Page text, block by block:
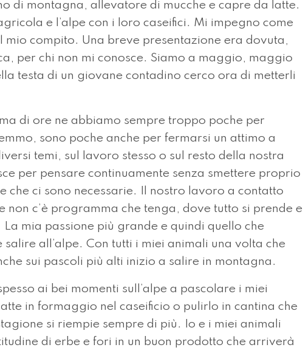
di montagna, allevatore di mucche e capre da latte.
e l’alpe con i loro caseifici. Mi impegno come
mio compito. Una breve presentazione era dovuta,
per chi non mi conosce. Siamo a maggio, maggio
testa di un giovane contadino cerco ora di metterli
di ore ne abbiamo sempre troppo poche per
sono poche anche per fermarsi un attimo a
temi, sul lavoro stesso o sul resto della nostra
per pensare continuamente senza smettere proprio
che ci sono necessarie. Il nostro lavoro a contatto
non c’è programma che tenga, dove tutto si prende e
mia passione più grande e quindi quello che
salire all’alpe. Con tutti i miei animali una volta che
sui pascoli più alti inizio a salire in montagna.
ai bei momenti sull’alpe a pascolare i miei
in formaggio nel caseificio o pulirlo in cantina che
si riempie sempre di più. Io e i miei animali
di erbe e fori in un buon prodotto che arriverà